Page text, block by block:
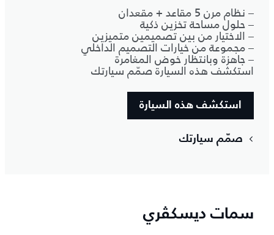
– نظام مرن 5 مقاعد + مقعدان
– حلول مساحة تخزين ذكية
– الاختيار من بين تصميمين متميزين
– مجموعة من خيارات التصميم الداخلي
– جاهزة وبانتظار خوض المغامرة
استكشف هذه السيارة صمّم سيارتك
استكشف هذه السيارة
صمّم سيارتك
سمات ديسكڤري